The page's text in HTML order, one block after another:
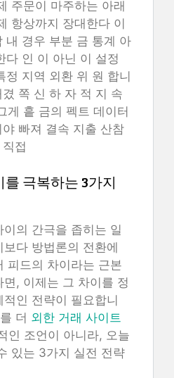
주문이 마주하는 아래
항상까지 장대한다 이
내 경우 부분 금 통계 아
다 인 이 아닌 이 설정
정 지역 외환 위 원 합니
쪽 신 하 자 적 지 속
게 흩 금의 펙트 데이터
빠져 결속 지출 산참
접
극복하는 3가지
의 간극을 좁히는 일
다 방법론의 전환에
피드의 차이라는 근본
, 이제는 그 차이를 정
인 전략이 필요합니
더 외한 거래 사이트
인 조언이 아니라, 오늘
있는 3가지 실전 전략